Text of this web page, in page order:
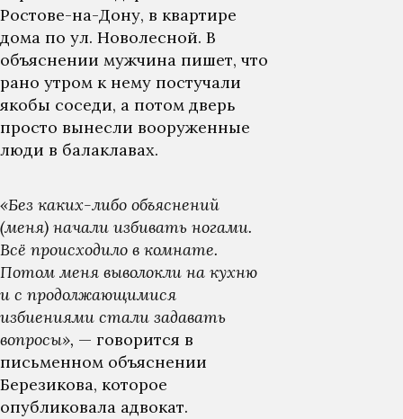
Ростове-на-Дону, в квартире
дома по ул. Новолесной. В
объяснении мужчина пишет, что
рано утром к нему постучали
якобы соседи, а потом дверь
просто вынесли вооруженные
люди в балаклавах.
«Без каких-либо объяснений
(меня) начали избивать ногами.
Всё происходило в комнате.
Потом меня выволокли на кухню
и с продолжающимися
избиениями стали задавать
вопросы», — говорится в
письменном объяснении
Березикова, которое
опубликовала адвокат.